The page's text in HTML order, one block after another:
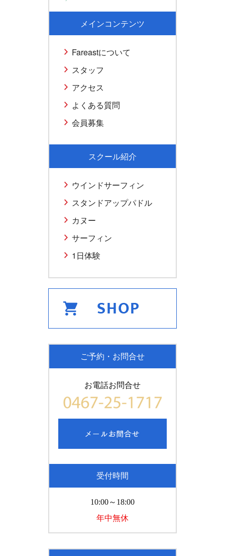
メインコンテンツ
Fareastについて
スタッフ
アクセス
よくある質問
会員募集
スクール紹介
ウインドサーフィン
スタンドアップパドル
カヌー
サーフィン
1日体験
ご予約・お問合せ
お電話お問合せ
受付時間
10:00～18:00
年中無休